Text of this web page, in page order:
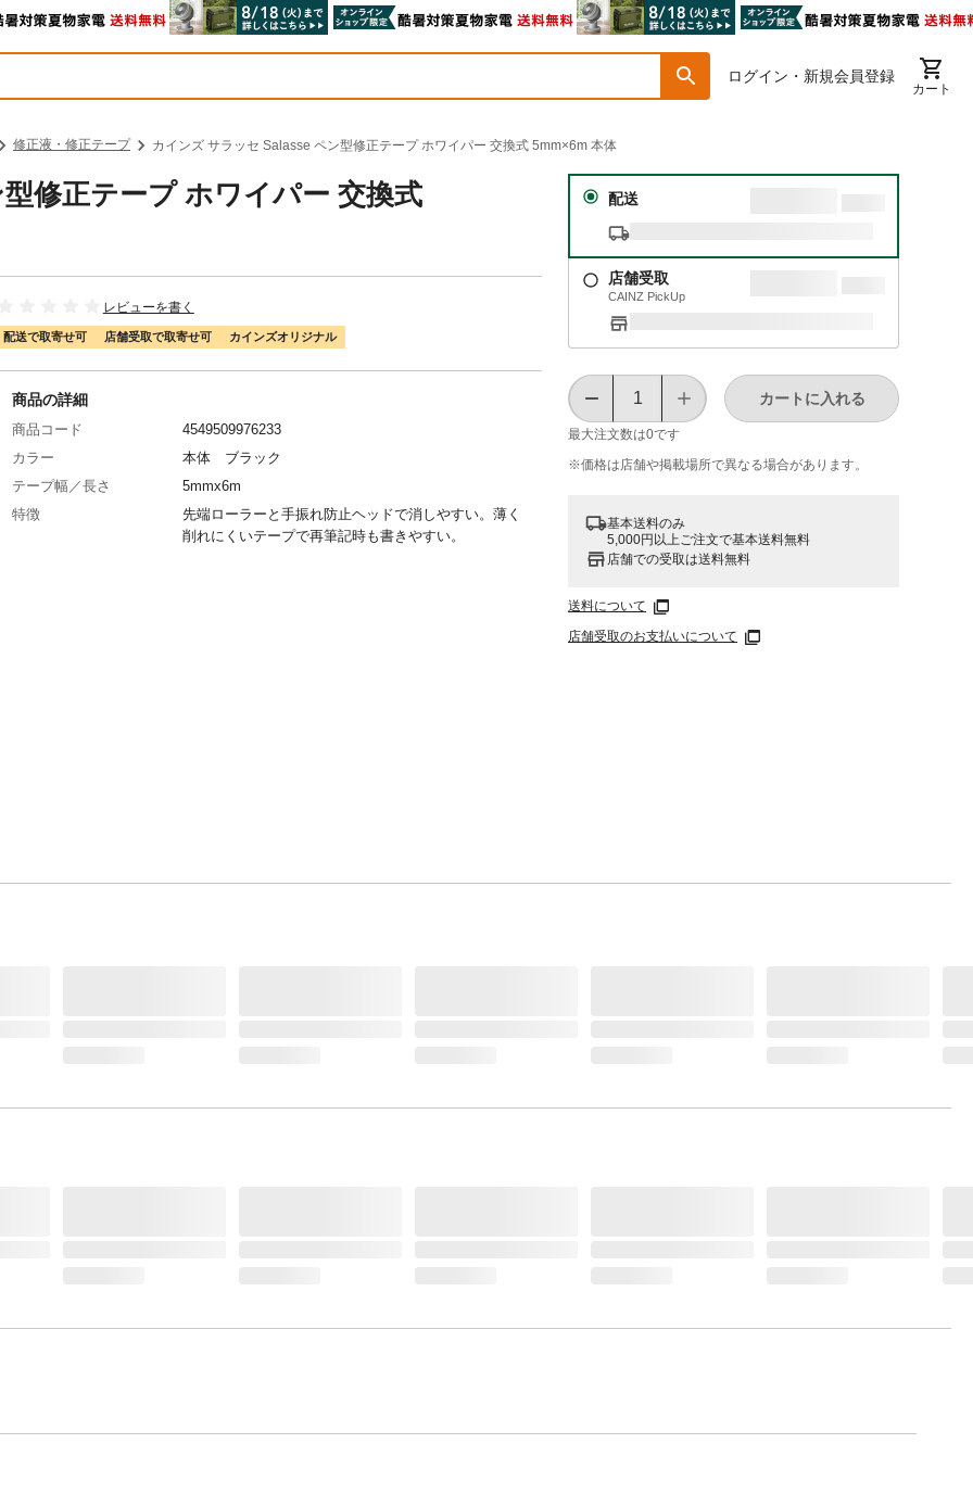
ログイン・新規会員登録
カート
修正液・修正テープ カインズ サラッセ Salasse ペン型修正テープ ホワイパー 交換式 5mm×6m 本体
修正テープ ホワイパー 交換式
レビューを書く
配送で取寄せ可 店舗受取で取寄せ可 カインズオリジナル
配送
店舗受取
CAINZ PickUp
最大注文数は0です
カートに入れる
※価格は​店舗や​掲載場所で​異なる​場合が​あります。
基本送料のみ
5,000円以上ご注文で基本送料無料
店舗での受取は送料無料
送料について
店舗受取のお支払いについて
商品の詳細
商品コード
4549509976233
カラー
本体 ブラック
テープ幅／長さ
5mmx6m
特徴
先端ローラーと手振れ防止ヘッドで消しやすい。薄く
削れにくいテープで再筆記時も書きやすい。